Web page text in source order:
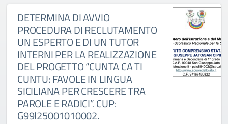
DETERMINA DI AVVIO
PROCEDURA DI RECLUTAMENTO
UN ESPERTO E DI UN TUTOR
INTERNI PER LA REALIZZAZIONE
DEL PROGETTO “CUNTA CA TI
CUNTU: FAVOLE IN LINGUA
SICILIANA PER CRESCERE TRA
PAROLE E RADICI”. CUP:
G99I25001010002.